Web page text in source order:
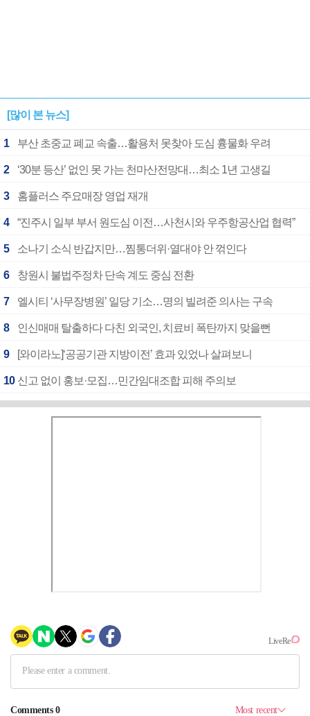
[많이 본 뉴스]
1 부산 초중교 폐교 속출…활용처 못찾아 도심 흉물화 우려
2 ‘30분 등산’ 없인 못 가는 천마산전망대…최소 1년 고생길
3 홈플러스 주요매장 영업 재개
4 “진주시 일부 부서 원도심 이전…사천시와 우주항공산업 협력”
5 소나기 소식 반갑지만…찜통더위·열대야 안 꺾인다
6 창원시 불법주정차 단속 계도 중심 전환
7 엘시티 ‘사무장병원’ 일당 기소…명의 빌려준 의사는 구속
8 인신매매 탈출하다 다친 외국인, 치료비 폭탄까지 맞을뻔
9 [와이라노]‘공공기관 지방이전’ 효과 있었나 살펴보니
10 신고 없이 홍보·모집…민간임대조합 피해 주의보